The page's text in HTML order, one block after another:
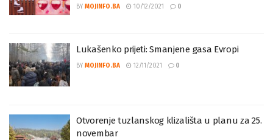
BY MOJINFO.BA 10/12/2021 0
Lukašenko prijeti: Smanjene gasa Evropi
BY MOJINFO.BA 12/11/2021 0
Otvorenje tuzlanskog klizališta u planu za 25.
novembar